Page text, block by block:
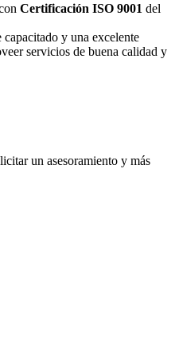
Certificación ISO 9001 del
y una excelente
servicios de buena calidad y
un asesoramiento y más